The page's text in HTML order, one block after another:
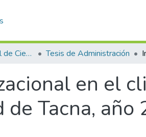
Escuela Profesional de Ciencias Administrativas Tesis de Administración
en el
Tacna, año